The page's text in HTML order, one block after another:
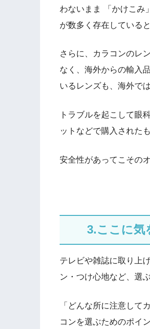
わないまま 「かけこみ
が数多く存在している
さらに、カラコンのレ
なく、海外からの輸入
いるレンズも、海外で
トラブルを起こして眼
ットなどで購入された
安全性があってこその
3.ここに気
テレビや雑誌に取り上
ン・つけ心地など、選
「どんな所に注意して
コンを選ぶためのポイ